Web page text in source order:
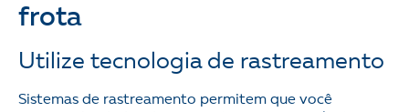
frota
Utilize tecnologia de rastreamento
Sistemas de rastreamento permitem que você